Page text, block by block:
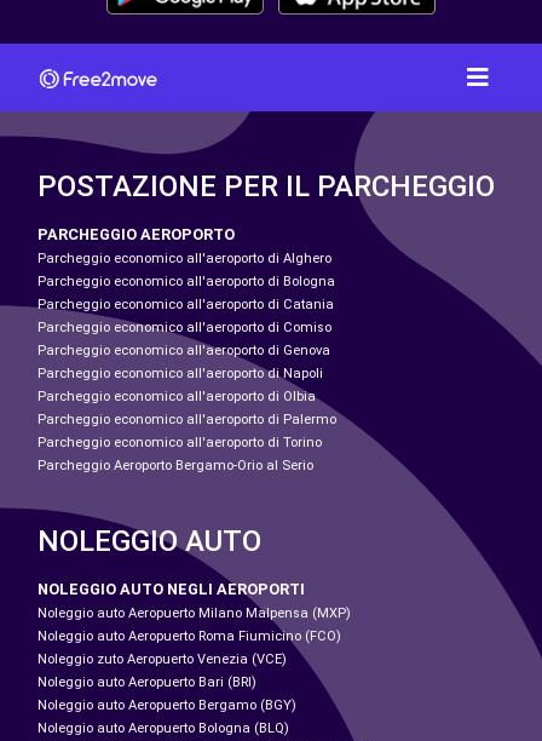
POSTAZIONE PER IL PARCHEGGIO
PARCHEGGIO AEROPORTO
Parcheggio economico all'aeroporto di Alghero
Parcheggio economico all'aeroporto di Bologna
Parcheggio economico all'aeroporto di Catania
Parcheggio economico all'aeroporto di Comiso
Parcheggio economico all'aeroporto di Genova
Parcheggio economico all'aeroporto di Napoli
Parcheggio economico all'aeroporto di Olbia
Parcheggio economico all'aeroporto di Palermo
Parcheggio economico all'aeroporto di Torino
Parcheggio Aeroporto Bergamo-Orio al Serio
NOLEGGIO AUTO
NOLEGGIO AUTO NEGLI AEROPORTI
Noleggio auto Aeropuerto Milano Malpensa (MXP)
Noleggio auto Aeropuerto Roma Fiumicino (FCO)
Noleggio zuto Aeropuerto Venezia (VCE)
Noleggio auto Aeropuerto Bari (BRI)
Noleggio auto Aeropuerto Bergamo (BGY)
Noleggio auto Aeropuerto Bologna (BLQ)